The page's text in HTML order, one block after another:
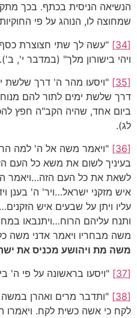
הנשיאה הניסית בכתף. בכך
שמחוצה לו, הנוהג על פי
[34]
"עשה לך שתי חצוצרת כסף
ויהי בישורון מלך" (במדבר י', ב').
[35]
"ויסעו מהר ה' דרך שלשת
דרך שלשת ימים לתור להם
ביום אחד, שהיה הקב"ה חפץ
לג).
[36]
"ויאמר משה אל ה' למה
בעיניך לשום את משא כל העם
לשאת את כל העם הזה…ויאמר
איש מזקני ישראל…ויר' ה' בענן
עליו ויתן על שבעים איש
ותנח עליהם הרוח…ויתנבאו
משה מבחריו ויאמר אדני משה
משה מת ויהושע מכניס את
[37]
"ויסעו בראשונה על פי ה'
[38]
"ותדבר מרים ואהרן
לקח כי אשה כשית לקח.